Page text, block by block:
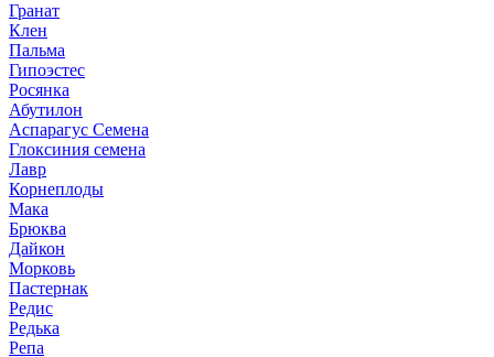
Гранат
Клен
Пальма
Гипоэстес
Росянка
Абутилон
Аспарагус Семена
Глоксиния семена
Лавр
Корнеплоды
Мака
Брюква
Дайкон
Морковь
Пастернак
Редис
Редька
Репа